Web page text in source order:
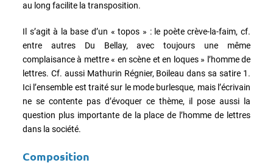
au long facilite la transposition.
Il s’agit à la base d’un « topos » : le poète crève-la-faim, cf.
entre autres Du Bellay, avec toujours une même
complaisance à mettre « en scène et en loques » l’homme de
lettres. Cf. aussi Mathurin Régnier, Boileau dans sa satire 1.
Ici l’ensemble est traité sur le mode burlesque, mais l’écrivain
ne se contente pas d’évoquer ce thème, il pose aussi la
question plus importante de la place de l’homme de lettres
dans la société.
Composition